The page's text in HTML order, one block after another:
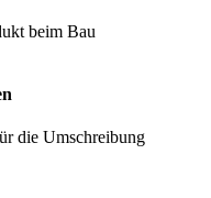
beim Bau
die Umschreibung